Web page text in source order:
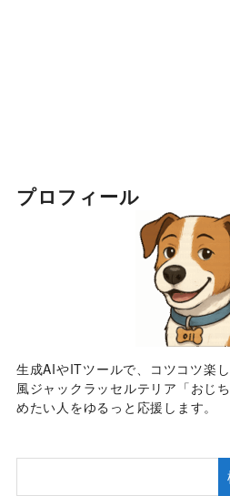
プロフィール
生成AIやITツールで、コツコツ楽
風ジャックラッセルテリア「おじ
めたい人をゆるっと応援します。